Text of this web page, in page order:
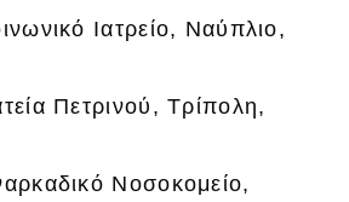
Ιατρείο, Ναύπλιο,
Πετρινού, Τρίπολη,
Νοσοκομείο,